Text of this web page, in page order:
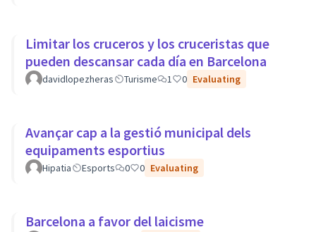
Limitar los cruceros y los cruceristas que
pueden descansar cada día en Barcelona
davidlopezheras Turisme 1 0 Evaluating
Avançar cap a la gestió municipal dels
equipaments esportius
Hipatia Esports 0 0 Evaluating
Barcelona a favor del laicisme